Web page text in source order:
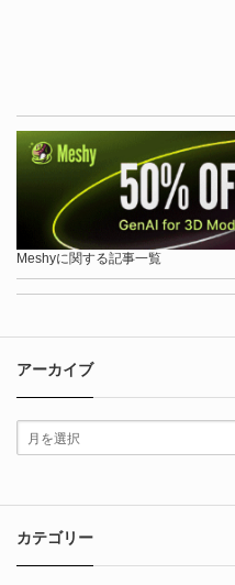
Meshyに関する記事一覧
アーカイブ
カテゴリー